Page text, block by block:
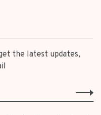
the latest updates,